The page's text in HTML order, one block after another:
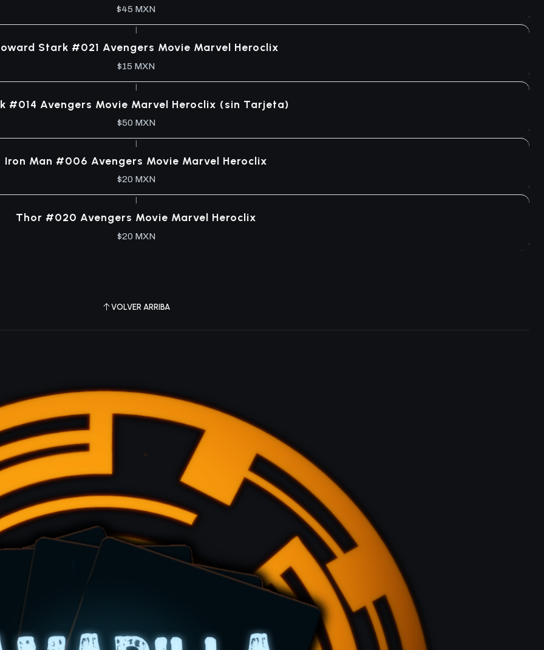
$45 MXN
Stark #021 Avengers Movie Marvel Heroclix
$15 MXN
|
#014 Avengers Movie Marvel Heroclix (sin Tarjeta)
$50 MXN
|
Iron Man #006 Avengers Movie Marvel Heroclix
$20 MXN
Thor #020 Avengers Movie Marvel Heroclix
$20 MXN
VOLVER ARRIBA